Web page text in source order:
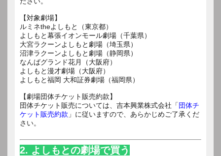
【対象劇場】
ルミネtheよしもと（東京都）
よしもと幕張イオンモール劇場（千葉県）
大宮ラクーンよしもと劇場（埼玉県）
沼津ラクーンよしもと劇場（静岡県）
なんばグランド花月（大阪府）
よしもと漫才劇場（大阪府）
よしもと福岡 大和証券劇場（福岡県）
【劇場団体チケット販売約款】
団体チケット販売については、吉本興業株式会社「団体チ
ケット販売約款 」に従いますので、あらかじめご了承くだ
さい。
2. よしもとの劇場で買う